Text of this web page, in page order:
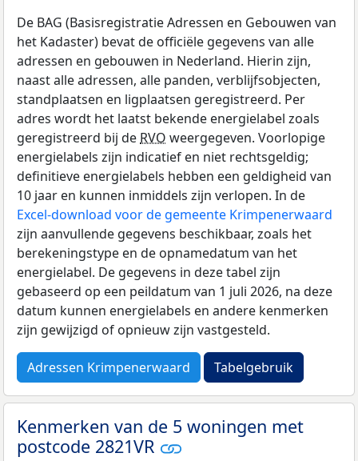
De BAG (Basisregistratie Adressen en Gebouwen van
het Kadaster) bevat de officiële gegevens van alle
adressen en gebouwen in Nederland. Hierin zijn,
naast alle adressen, alle panden, verblijfsobjecten,
standplaatsen en ligplaatsen geregistreerd. Per
adres wordt het laatst bekende energielabel zoals
geregistreerd bij de RVO weergegeven. Voorlopige
energielabels zijn indicatief en niet rechtsgeldig;
definitieve energielabels hebben een geldigheid van
10 jaar en kunnen inmiddels zijn verlopen. In de
Excel-download voor de gemeente Krimpenerwaard
zijn aanvullende gegevens beschikbaar, zoals het
berekeningstype en de opnamedatum van het
energielabel. De gegevens in deze tabel zijn
gebaseerd op een peildatum van 1 juli 2026, na deze
datum kunnen energielabels en andere kenmerken
zijn gewijzigd of opnieuw zijn vastgesteld.
Adressen Krimpenerwaard Tabelgebruik
Kenmerken van de 5 woningen met
postcode 2821VR